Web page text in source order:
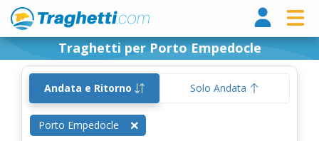
Traghetti per Porto Empedocle
Andata e Ritorno Solo Andata
Porto Empedocle